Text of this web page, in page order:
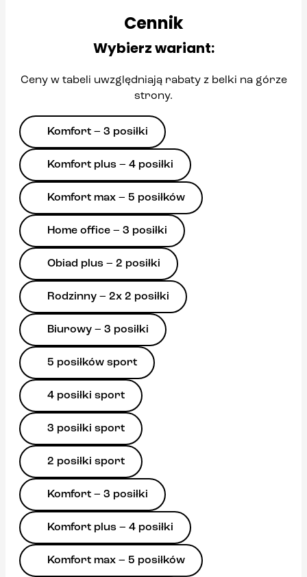
Cennik
Wybierz wariant:
Ceny w tabeli uwzględniają rabaty z belki na górze
strony.
Komfort – 3 posiłki
Komfort plus – 4 posiłki
Komfort max – 5 posiłków
Home office – 3 posiłki
Obiad plus – 2 posiłki
Rodzinny – 2x 2 posiłki
Biurowy – 3 posiłki
5 posiłków sport
4 posiłki sport
3 posiłki sport
2 posiłki sport
Komfort – 3 posiłki
Komfort plus – 4 posiłki
Komfort max – 5 posiłków